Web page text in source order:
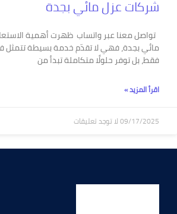
شركات عزل مائي بجدة
تواصل معنا عبر واتساب ظهرت أهمية
مائي بجدة، فهي لا تقدّم خدمة بسيطة
فقط، بل توفر حلولًا متكاملة تبدأ من
اقرأ المزيد »
09/17/2025لا توجد تعليقات